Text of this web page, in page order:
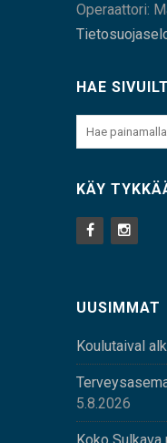
Operaattori:
HAE
KÄY
UUSIMMAT
Koulutaival
5.8.2026